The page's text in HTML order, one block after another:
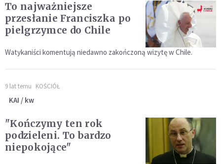
To najważniejsze
przesłanie Franciszka po
pielgrzymce do Chile
Watykaniści komentują niedawno zakończoną wizytę w Chile.
9 lat temu KOŚCIÓŁ
KAI / kw
"Kończymy ten rok
podzieleni. To bardzo
niepokojące"